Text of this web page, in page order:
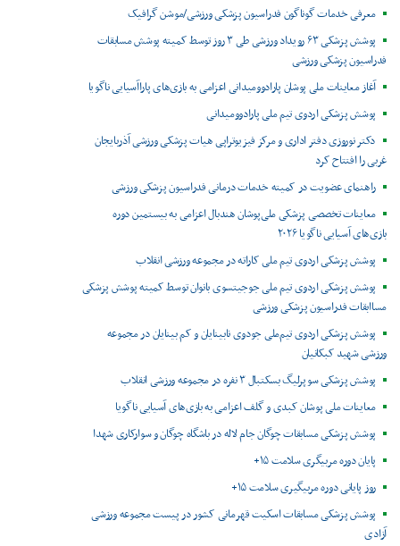
معرفی خدمات گوناگون فدراسیون پزشکی ورزشی/موشن گرافیک
پوشش پزشکی ۶۳ رویداد ورزشی طی ۳ روز توسط کمیته پوشش مسابقات
فدراسیون پزشکی ورزشی
آغاز معاینات ملی پوشان پارادوومیدانی اعزامی به بازی‌های پاراآسیایی ناگویا
پوشش پزشکی اردوی تیم ملی پارادوومیدانی
دکتر نوروزی دفتر اداری و مرکز فیزیوتراپی هیات پزشکی ورزشی آذربایجان
غربی را افتتاح کرد
راهنمای عضویت در کمیته خدمات درمانی فدراسیون پزشکی ورزشی
معاینات تخصصی پزشکی ملی‌پوشان هندبال اعزامی به بیستمین دوره
بازی‌های آسیایی ناگویا ۲۰۲۶
پوشش پزشکی اردوی تیم ملی کاراته در مجموعه ورزشی انقلاب
پوشش پزشکی اردوی تیم ملی جوجیتسوی بانوان توسط کمیته پوشش پزشکی
مساابقات فدراسیون پزشکی ورزشی
پوشش پزشکی اردوی تیم‌ملی جودوی نابینایان و کم بینایان در مجموعه
ورزشی شهید کبکانیان
پوشش پزشکی سوپرلیگ بسکتبال ۳ نفره در مجموعه ورزشی انقلاب
معاینات ملی پوشان کبدی و گلف اعزامی به بازی‌های آسیایی ناگویا
پوشش پزشکی مسابقات چوگان جام لاله در باشگاه چوگان و سوارکاری شهدا
پایان دوره مربیگری سلامت ۱۵+
روز پایانی دوره مربیگیری سلامت ۱۵+
پوشش پزشکی مسابقات اسکیت قهرمانی کشور در پیست مجموعه ورزشی
آزادی